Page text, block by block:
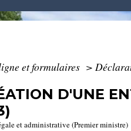
et formulaires >
D'UNE
et administrative (Premier ministre)